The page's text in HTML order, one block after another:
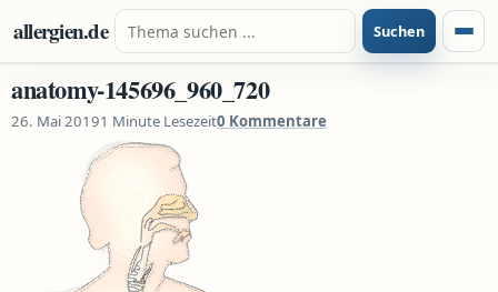
Zum Inhalt springen
allergien.de Suche nach: Suchen
anatomy-145696_960_720
26. Mai 20191 Minute Lesezeit0 Kommentare